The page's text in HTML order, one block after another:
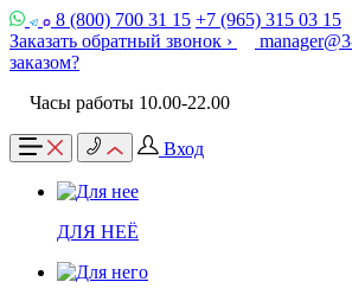
8 (800) 700 31 15 +7 (965) 315 03 15
Заказать обратный звонок ›
заказом?
Часы работы 10.00-22.00
Вход
ДЛЯ НЕЁ